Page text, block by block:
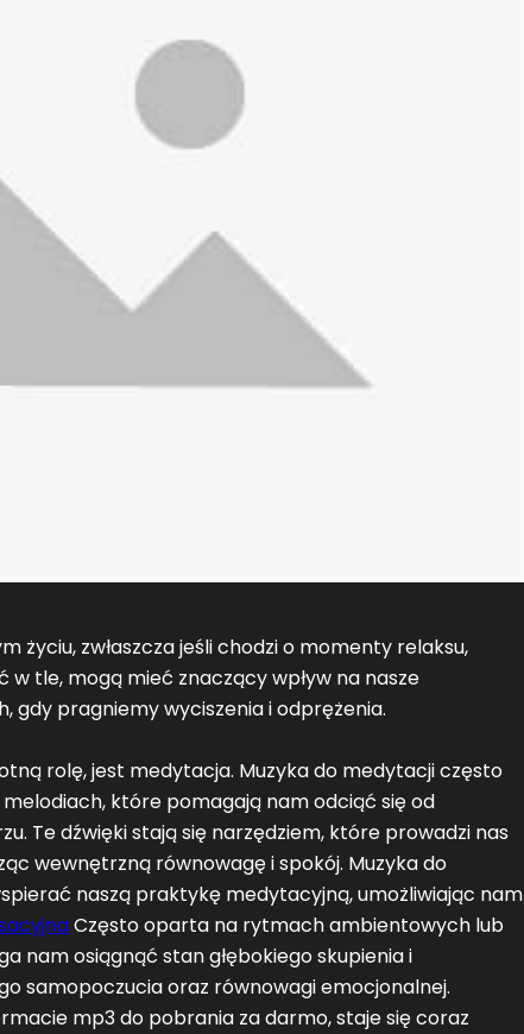
życiu, zwłaszcza jeśli chodzi o momenty relaksu,
w tle, mogą mieć znaczący wpływ na nasze
gdy pragniemy wyciszenia i odprężenia.
rolę, jest medytacja. Muzyka do medytacji często
które pomagają nam odciąć się od
Te dźwięki stają się narzędziem, które prowadzi nas
wewnętrzną równowagę i spokój. Muzyka do
naszą praktykę medytacyjną, umożliwiając nam
Często oparta na rytmach ambientowych lub
nam osiągnąć stan głębokiego skupienia i
samopoczucia oraz równowagi emocjonalnej.
mp3 do pobrania za darmo, staje się coraz